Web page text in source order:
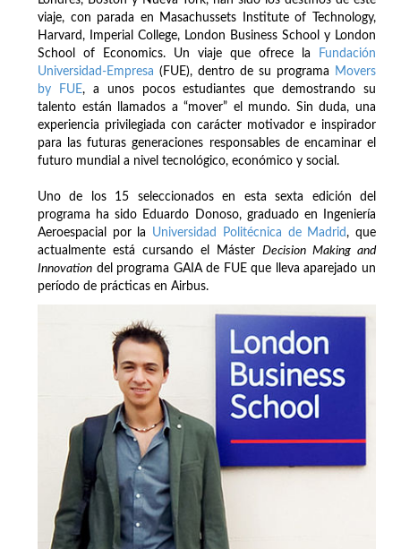
viaje, con parada en Masachussets Institute of Technology,
Harvard, Imperial College, London Business School y London
School of Economics. Un viaje que ofrece la
Fundación
Universidad-Empresa (FUE), dentro de su programa
Movers
by FUE, a unos pocos estudiantes que demostrando su
talento están llamados a “mover” el mundo. Sin duda, una
experiencia privilegiada con carácter motivador e inspirador
para las futuras generaciones responsables de encaminar el
futuro mundial a nivel tecnológico, económico y social.
Uno de los 15 seleccionados en esta sexta edición del
programa ha sido Eduardo Donoso, graduado en Ingeniería
Aeroespacial por la Universidad Politécnica de Madrid , que
actualmente está cursando el Máster Decision Making and
Innovation del programa GAIA de FUE que lleva aparejado un
período de prácticas en Airbus.